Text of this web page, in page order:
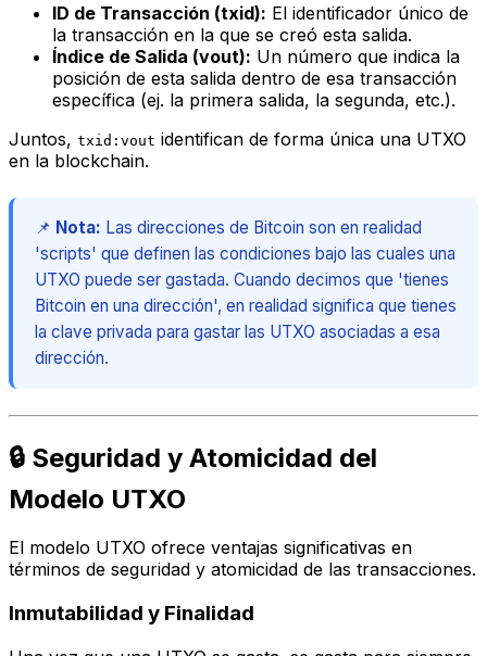
ID de Transacción (txid): El identificador único de
la transacción en la que se creó esta salida.
Índice de Salida (vout): Un número que indica la
posición de esta salida dentro de esa transacción
específica (ej. la primera salida, la segunda, etc.).
Juntos, txid:vout identifican de forma única una UTXO
en la blockchain.
📌 Nota: Las direcciones de Bitcoin son en realidad
'scripts' que definen las condiciones bajo las cuales una
UTXO puede ser gastada. Cuando decimos que 'tienes
Bitcoin en una dirección', en realidad significa que tienes
la clave privada para gastar las UTXO asociadas a esa
dirección.
🔒 Seguridad y Atomicidad del
Modelo UTXO
El modelo UTXO ofrece ventajas significativas en
términos de seguridad y atomicidad de las transacciones.
Inmutabilidad y Finalidad